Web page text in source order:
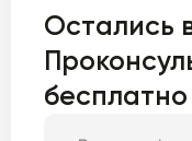
Остались